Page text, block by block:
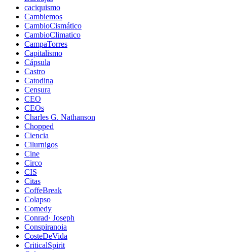
caciquismo
Cambiemos
CambioCismático
CambioClimatico
CampaTorres
Capitalismo
Cápsula
Castro
Catodina
Censura
CEO
CEOs
Charles G. Nathanson
Chopped
Ciencia
Cilurnigos
Cine
Circo
CIS
Citas
CoffeBreak
Colapso
Comedy
Conrad· Joseph
Conspiranoia
CosteDeVida
CriticalSpirit